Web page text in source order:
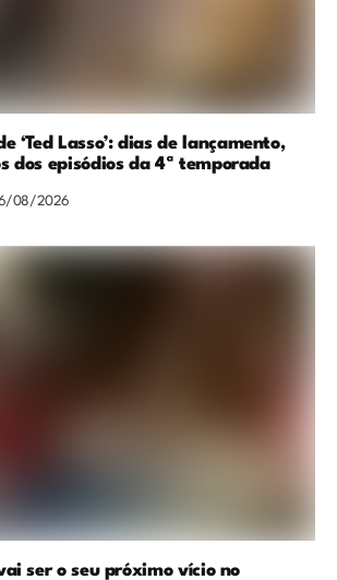
‘Ted Lasso’: dias de lançamento,
dos episódios da 4ª temporada
08/2026
ser o seu próximo vício no